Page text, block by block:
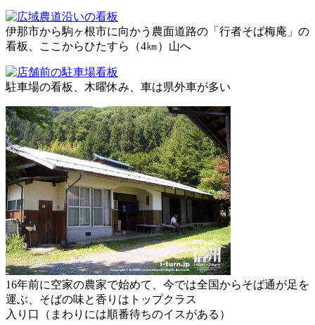
伊那市から駒ヶ根市に向かう農面道路の「行者そば梅庵」の
看板、ここからひたすら（4㎞）山へ
駐車場の看板、木曜休み、車は県外車が多い
16年前に空家の農家で始めて、今では全国からそば通が足を
運ぶ、そばの味と香りはトップクラス
入り口（まわりには順番待ちのイスがある）